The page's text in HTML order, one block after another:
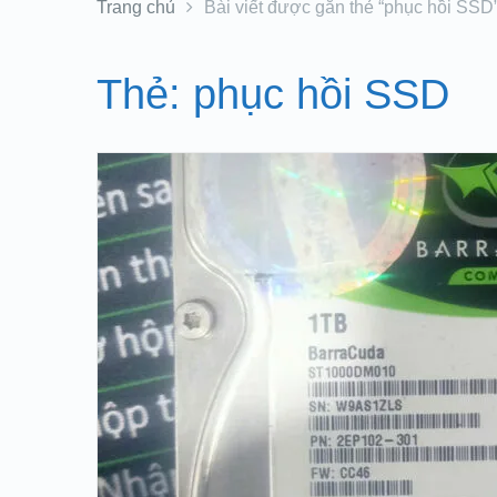
Trang chủ Bài viết được gắn thẻ “phục hồi
Thẻ: phục hồi SSD